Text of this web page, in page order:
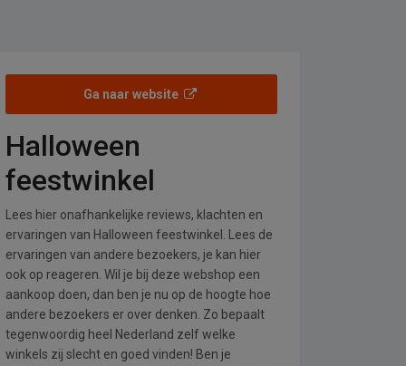
Ga naar website
Halloween
feestwinkel
Lees hier onafhankelijke reviews, klachten en
ervaringen van Halloween feestwinkel. Lees de
ervaringen van andere bezoekers, je kan hier
ook op reageren. Wil je bij deze webshop een
aankoop doen, dan ben je nu op de hoogte hoe
andere bezoekers er over denken. Zo bepaalt
tegenwoordig heel Nederland zelf welke
winkels zij slecht en goed vinden! Ben je